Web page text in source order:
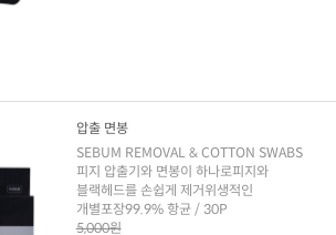
압출 면봉
SEBUM REMOVAL & COTTON SWABS
피지 압출기와 면봉이 하나로피지와
블랙헤드를 손쉽게 제거위생적인
개별포장99.9% 항균 / 30P
5,000원